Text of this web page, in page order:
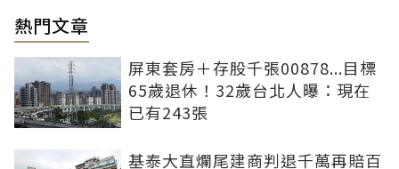
熱門文章
屏東套房＋存股千張00878...目標
65歲退休！32歲台北人曝：現在
已有243張
基泰大直爛尾建商判退千萬再賠百